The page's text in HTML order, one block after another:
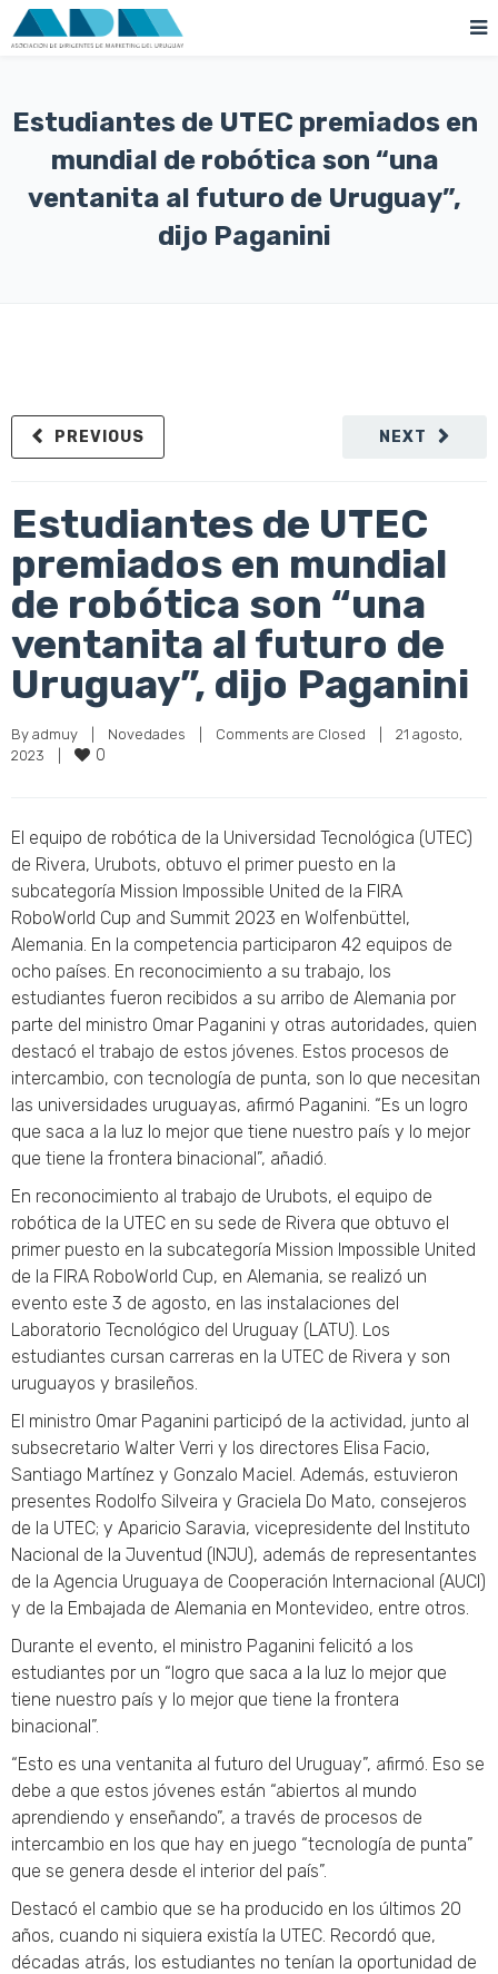
Estudiantes de UTEC premiados en
mundial de robótica son “una
ventanita al futuro de Uruguay”,
dijo Paganini
NEXT
PREVIOUS
Estudiantes de UTEC
premiados en mundial
de robótica son “una
ventanita al futuro de
Uruguay”, dijo Paganini
By admuy Novedades Comments are Closed
21 agosto,
2023
0
El equipo de robótica de la Universidad Tecnológica (UTEC)
de Rivera, Urubots, obtuvo el primer puesto en la
subcategoría Mission Impossible United de la FIRA
RoboWorld Cup and Summit 2023 en Wolfenbüttel,
Alemania. En la competencia participaron 42 equipos de
ocho países. En reconocimiento a su trabajo, los
estudiantes fueron recibidos a su arribo de Alemania por
parte del ministro Omar Paganini y otras autoridades, quien
destacó el trabajo de estos jóvenes. Estos procesos de
intercambio, con tecnología de punta, son lo que necesitan
las universidades uruguayas, afirmó Paganini. “Es un logro
que saca a la luz lo mejor que tiene nuestro país y lo mejor
que tiene la frontera binacional”, añadió.
En reconocimiento al trabajo de Urubots, el equipo de
robótica de la UTEC en su sede de Rivera que obtuvo el
primer puesto en la subcategoría Mission Impossible United
de la FIRA RoboWorld Cup, en Alemania, se realizó un
evento este 3 de agosto, en las instalaciones del
Laboratorio Tecnológico del Uruguay (LATU). Los
estudiantes cursan carreras en la UTEC de Rivera y son
uruguayos y brasileños.
El ministro Omar Paganini participó de la actividad, junto al
subsecretario Walter Verri y los directores Elisa Facio,
Santiago Martínez y Gonzalo Maciel. Además, estuvieron
presentes Rodolfo Silveira y Graciela Do Mato, consejeros
de la UTEC; y Aparicio Saravia, vicepresidente del Instituto
Nacional de la Juventud (INJU), además de representantes
de la Agencia Uruguaya de Cooperación Internacional (AUCI)
y de la Embajada de Alemania en Montevideo, entre otros.
Durante el evento, el ministro Paganini felicitó a los
estudiantes por un “logro que saca a la luz lo mejor que
tiene nuestro país y lo mejor que tiene la frontera
binacional”.
“Esto es una ventanita al futuro del Uruguay”, afirmó. Eso se
debe a que estos jóvenes están “abiertos al mundo
aprendiendo y enseñando”, a través de procesos de
intercambio en los que hay en juego “tecnología de punta”
que se genera desde el interior del país”.
Destacó el cambio que se ha producido en los últimos 20
años, cuando ni siquiera existía la UTEC. Recordó que,
décadas atrás, los estudiantes no tenían la oportunidad de